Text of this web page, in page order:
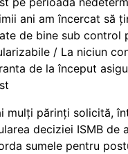
ani am încercat să
de bine sub control
/ La niciun
de la început
mulți părinți solicită,
deciziei ISMB de
sumele pentru